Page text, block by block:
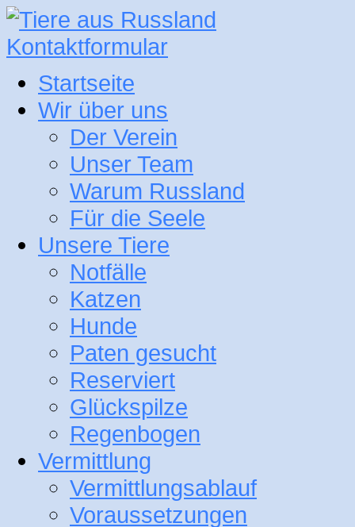
Kontaktformular
Startseite
Wir über uns
Der Verein
Unser Team
Warum Russland
Für die Seele
Unsere Tiere
Notfälle
Katzen
Hunde
Paten gesucht
Reserviert
Glückspilze
Regenbogen
Vermittlung
Vermittlungsablauf
Voraussetzungen